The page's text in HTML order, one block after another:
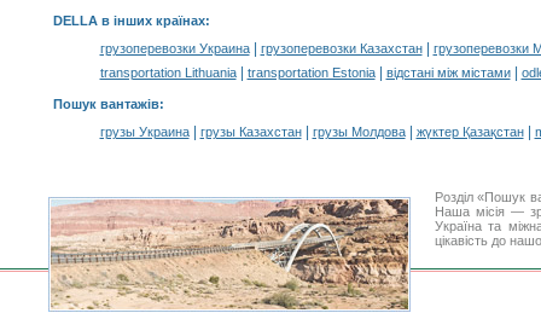
DELLA в інших країнах:
грузоперевозки Украина| грузоперевозки Казахстан|
грузоперевозки
transportation Lithuania| transportation Estonia| відстані між містами|
Пошук вантажів:
грузы Украина| грузы Казахстан| грузы Молдова| жүктер Қазақстан|
Розділ «Пошук
Наша місія —
Україна та
цікавість до